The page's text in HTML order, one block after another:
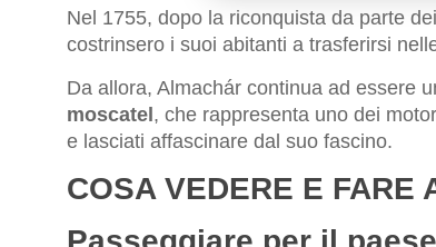
Nel 1755, dopo la riconquista da parte
costrinsero i suoi abitanti a trasferirsi
Da allora, Almachár continua ad essere
moscatel, che rappresenta uno dei
e lasciati affascinare dal suo fascino.
COSA VEDERE E FARE